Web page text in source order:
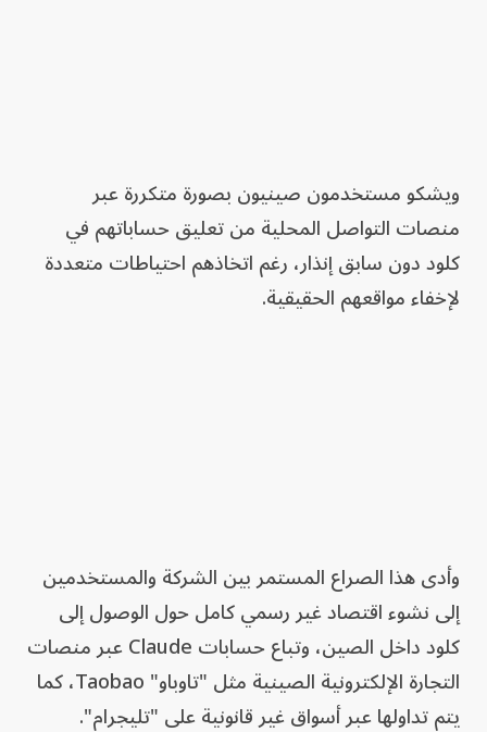
ويشكو مستخدمون صينيون بصورة متكررة عبر
منصات التواصل المحلية من تعليق حساباتهم في
كلود دون سابق إنذار، رغم اتخاذهم احتياطات متعددة
لإخفاء مواقعهم الحقيقية.
وأدى هذا الصراع المستمر بين الشركة والمستخدمين
إلى نشوء اقتصاد غير رسمي كامل حول الوصول إلى
كلود داخل الصين، وتباع حسابات Claude عبر منصات
التجارة الإلكترونية الصينية مثل "تاوباو" Taobao، كما
يتم تداولها عبر أسواق غير قانونية على "تليجرام".